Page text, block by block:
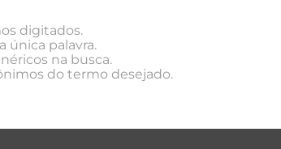
digitados.
única palavra.
na busca.
do termo desejado.
7º
8º
leite